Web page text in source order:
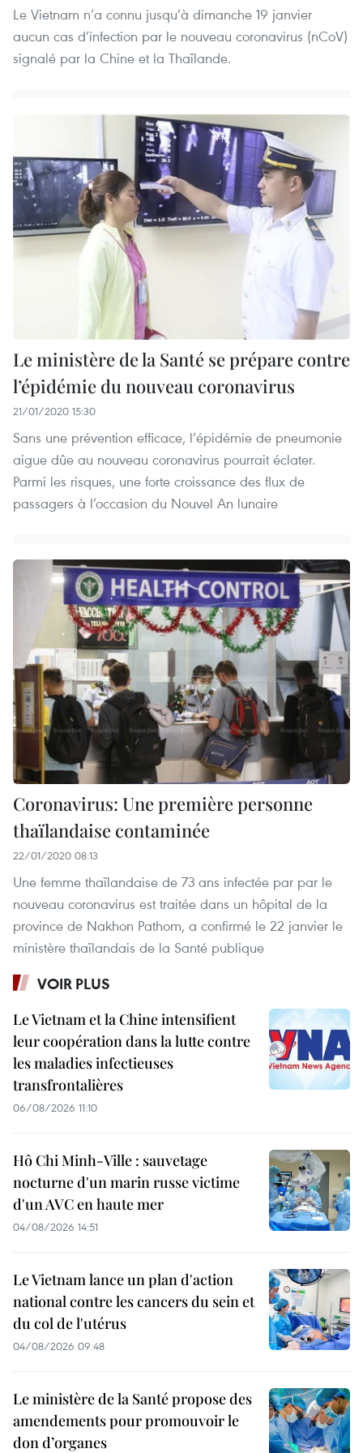
Le Vietnam n’a connu jusqu’à dimanche 19 janvier
aucun cas d’infection par le nouveau coronavirus (nCoV)
signalé par la Chine et la Thaïlande.
Le ministère de la Santé se prépare contre
l’épidémie du nouveau coronavirus
21/01/2020 15:30
Sans une prévention efficace, l’épidémie de pneumonie
aigue dûe au nouveau coronavirus pourrait éclater.
Parmi les risques, une forte croissance des flux de
passagers à l’occasion du Nouvel An lunaire
Coronavirus: Une première personne
thaïlandaise contaminée
22/01/2020 08:13
Une femme thaïlandaise de 73 ans infectée par par le
nouveau coronavirus est traitée dans un hôpital de la
province de Nakhon Pathom, a confirmé le 22 janvier le
ministère thaïlandais de la Santé publique
VOIR PLUS
Le Vietnam et la Chine intensifient
leur coopération dans la lutte contre
les maladies infectieuses
transfrontalières
06/08/2026 11:10
Hô Chi Minh-Ville : sauvetage
nocturne d'un marin russe victime
d'un AVC en haute mer
04/08/2026 14:51
Le Vietnam lance un plan d'action
national contre les cancers du sein et
du col de l'utérus
04/08/2026 09:48
Le ministère de la Santé propose des
amendements pour promouvoir le
don d’organes